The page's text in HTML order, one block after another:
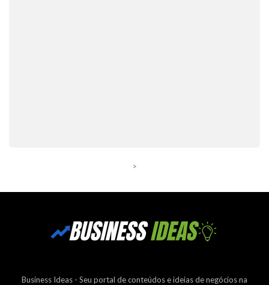
>
Business Ideas - Seu portal de conteúdos e ideias de negócios na